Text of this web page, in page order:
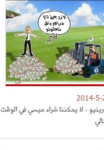
2014-5-
: لا يمكننا شراء ميسي في الوقت